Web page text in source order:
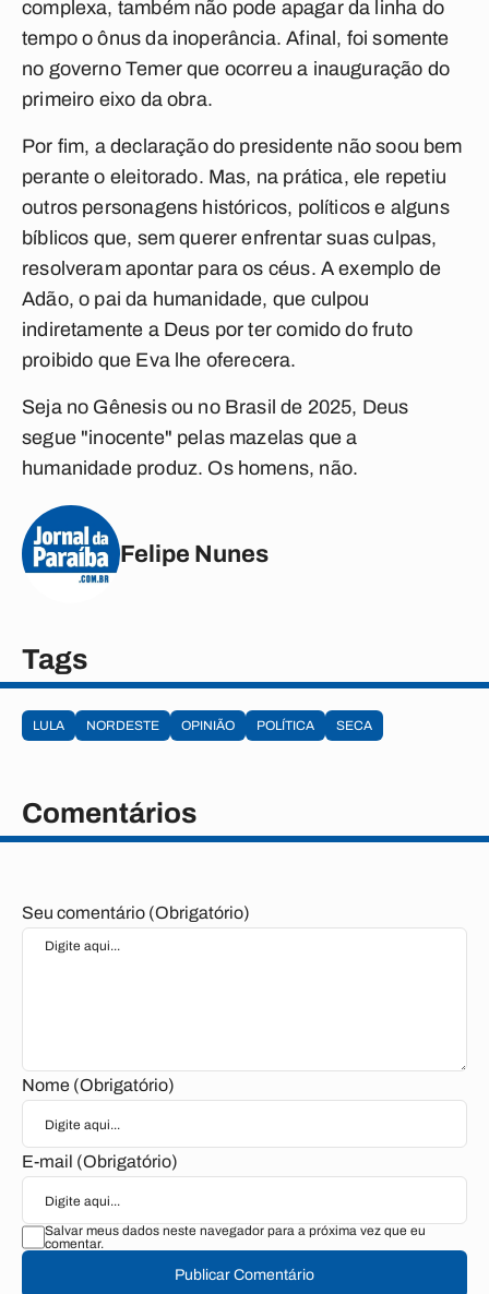
complexa, também não pode apagar da linha do
tempo o ônus da inoperância. Afinal, foi somente
no governo Temer que ocorreu a inauguração do
primeiro eixo da obra.
Por fim, a declaração do presidente não soou bem
perante o eleitorado. Mas, na prática, ele repetiu
outros personagens históricos, políticos e alguns
bíblicos que, sem querer enfrentar suas culpas,
resolveram apontar para os céus. A exemplo de
Adão, o pai da humanidade, que culpou
indiretamente a Deus por ter comido do fruto
proibido que Eva lhe oferecera.
Seja no Gênesis ou no Brasil de 2025, Deus
segue "inocente" pelas mazelas que a
humanidade produz. Os homens, não.
Felipe Nunes
Tags
LULA NORDESTE OPINIÃO POLÍTICA SECA
Comentários
Seu comentário (Obrigatório)
Nome (Obrigatório)
E-mail (Obrigatório)
Salvar meus dados neste navegador para a próxima vez que eu
comentar.
Publicar Comentário